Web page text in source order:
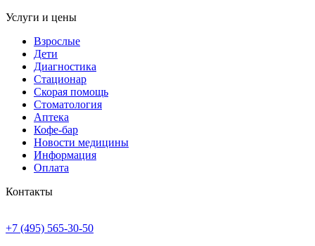
Услуги и цены
Взрослые
Дети
Диагностика
Стационар
Скорая помощь
Стоматология
Аптека
Кофе-бар
Новости медицины
Информация
Оплата
Контакты
+7 (495) 565-30-50